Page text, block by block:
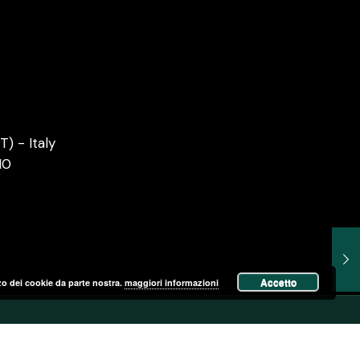
- Italy
dei cookie da parte nostra. maggiori informazioni Accetto